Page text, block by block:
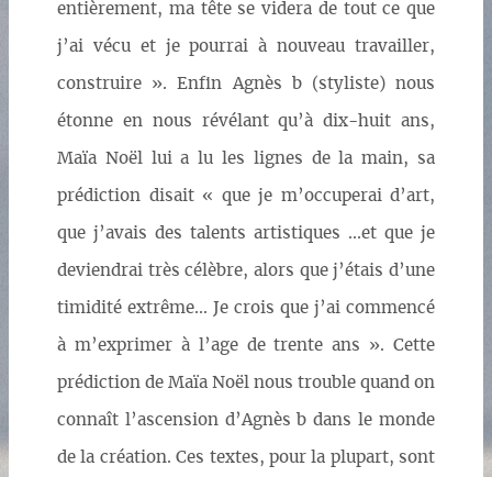
entièrement, ma tête se videra de tout ce que
j’ai vécu et je pourrai à nouveau travailler,
construire ». Enfin Agnès b (styliste) nous
étonne en nous révélant qu’à dix-huit ans,
Maïa Noël lui a lu les lignes de la main, sa
prédiction disait « que je m’occuperai d’art,
que j’avais des talents artistiques ...et que je
deviendrai très célèbre, alors que j’étais d’une
timidité extrême... Je crois que j’ai commencé
à m’exprimer à l’age de trente ans ». Cette
prédiction de Maïa Noël nous trouble quand on
connaît l’ascension d’Agnès b dans le monde
de la création. Ces textes, pour la plupart, sont